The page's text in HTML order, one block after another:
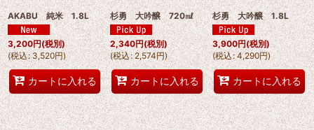
AKABU 純米 1.8L
3,200円(税別)
(税込: 3,520円)
カートに入れる
杉勇 大吟醸 720㎖
2,340円(税別)
(税込: 2,574円)
カートに入れる
杉勇 大吟醸 1.8L
3,900円(税別)
(税込: 4,290円)
カートに入れる